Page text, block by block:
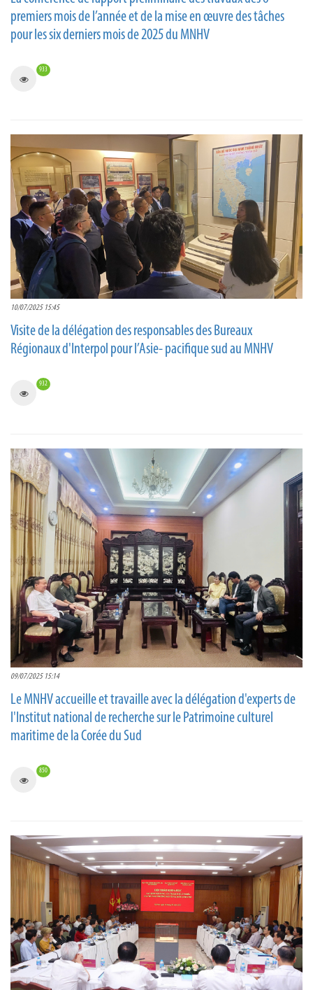
premiers mois de l’année et de la mise en œuvre des tâches
pour les six derniers mois de 2025 du MNHV
933
10/07/2025 15:45
Visite de la délégation des responsables des Bureaux
Régionaux d'Interpol pour l’Asie- pacifique sud au MNHV
932
09/07/2025 15:14
Le MNHV accueille et travaille avec la délégation d'experts de
l'Institut national de recherche sur le Patrimoine culturel
maritime de la Corée du Sud
850